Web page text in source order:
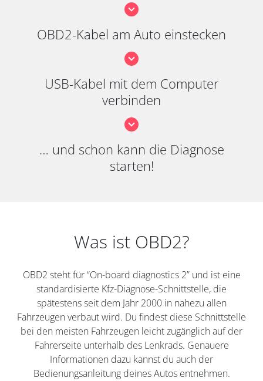
OBD2-Kabel am Auto einstecken
USB-Kabel mit dem Computer
verbinden
… und schon kann die Diagnose
starten!
Was ist OBD2?
OBD2 steht für “On-board diagnostics 2” und ist eine
standardisierte Kfz-Diagnose-Schnittstelle, die
spätestens seit dem Jahr 2000 in nahezu allen
Fahrzeugen verbaut wird. Du findest diese Schnittstelle
bei den meisten Fahrzeugen leicht zugänglich auf der
Fahrerseite unterhalb des Lenkrads. Genauere
Informationen dazu kannst du auch der
Bedienungsanleitung deines Autos entnehmen.